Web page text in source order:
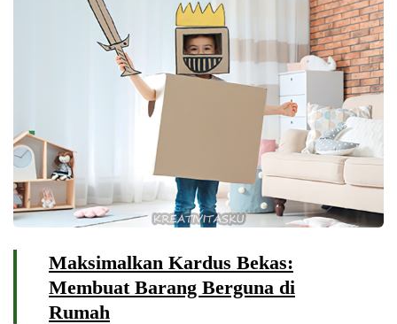
Maksimalkan Kardus Bekas:
Membuat Barang Berguna di
Rumah